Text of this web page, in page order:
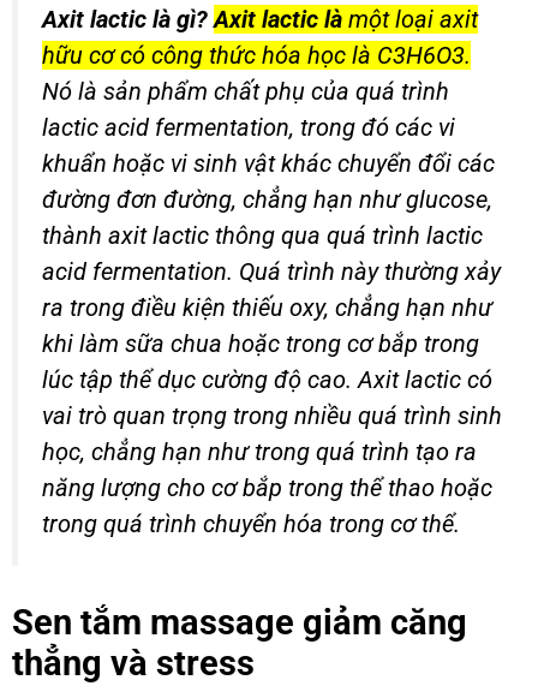
Axit lactic là gì?Axit lactic là một loại axit
hữu cơ có công thức hóa học là C3H6O3.
Nó là sản phẩm chất phụ của quá trình
lactic acid fermentation, trong đó các vi
khuẩn hoặc vi sinh vật khác chuyển đổi các
đường đơn đường, chẳng hạn như glucose,
thành axit lactic thông qua quá trình lactic
acid fermentation. Quá trình này thường xảy
ra trong điều kiện thiếu oxy, chẳng hạn như
khi làm sữa chua hoặc trong cơ bắp trong
lúc tập thể dục cường độ cao. Axit lactic có
vai trò quan trọng trong nhiều quá trình sinh
học, chẳng hạn như trong quá trình tạo ra
năng lượng cho cơ bắp trong thể thao hoặc
trong quá trình chuyển hóa trong cơ thể.
Sen tắm massage giảm căng
thẳng và stress